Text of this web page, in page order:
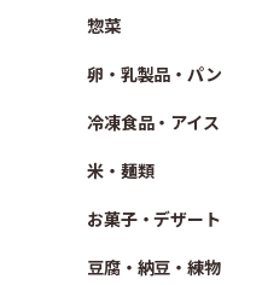
惣菜
卵・乳製品・パン
冷凍食品・アイス
米・麺類
お菓子・デザート
豆腐・納豆・練物